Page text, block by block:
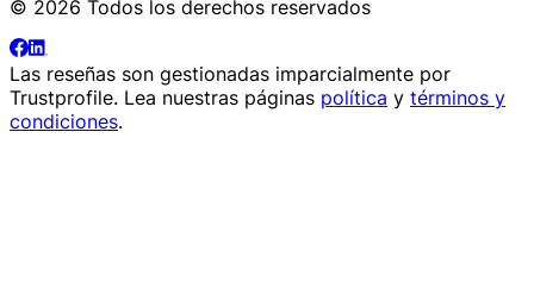
© 2026 Todos los derechos reservados
Las reseñas son gestionadas imparcialmente por
Trustprofile. Lea nuestras páginas política y términos y
condiciones.